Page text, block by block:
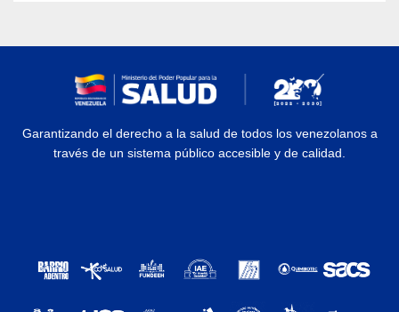
Garantizando el derecho a la salud de todos los venezolanos a
través de un sistema público accesible y de calidad.